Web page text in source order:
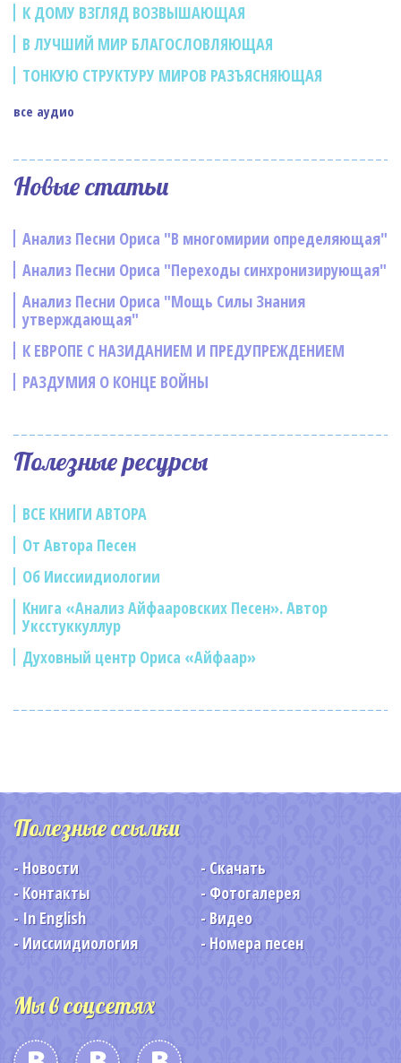
К ДОМУ ВЗГЛЯД ВОЗВЫШАЮЩАЯ
В ЛУЧШИЙ МИР БЛАГОСЛОВЛЯЮЩАЯ
ТОНКУЮ СТРУКТУРУ МИРОВ РАЗЪЯСНЯЮЩАЯ
все аудио
Новые статьи
Анализ Песни Ориса "В многомирии определяющая"
Анализ Песни Ориса "Переходы синхронизирующая"
Анализ Песни Ориса "Мощь Силы Знания
утверждающая"
К ЕВРОПЕ С НАЗИДАНИЕМ И ПРЕДУПРЕЖДЕНИЕМ
РАЗДУМИЯ О КОНЦЕ ВОЙНЫ
Полезные ресурсы
ВСЕ КНИГИ АВТОРА
От Автора Песен
Об Ииссиидиологии
Книга «Анализ Айфааровских Песен». Автор
Уксстуккуллур
Духовный центр Ориса «Айфаар»
Полезные ссылки
Новости
Скачать
Контакты
Фотогалерея
In English
Видео
Ииссиидиология
Номера песен
Мы в соцсетях